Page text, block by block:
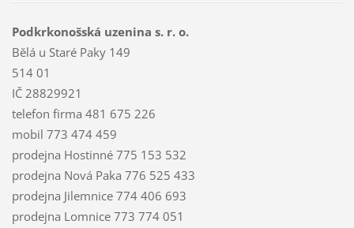
Podkrkonošská uzenina s. r. o.
Bělá u Staré Paky 149
514 01
IČ 28829921
telefon firma 481 675 226
mobil 773 474 459
prodejna Hostinné 775 153 532
prodejna Nová Paka 776 525 433
prodejna Jilemnice 774 406 693
prodejna Lomnice 773 774 051